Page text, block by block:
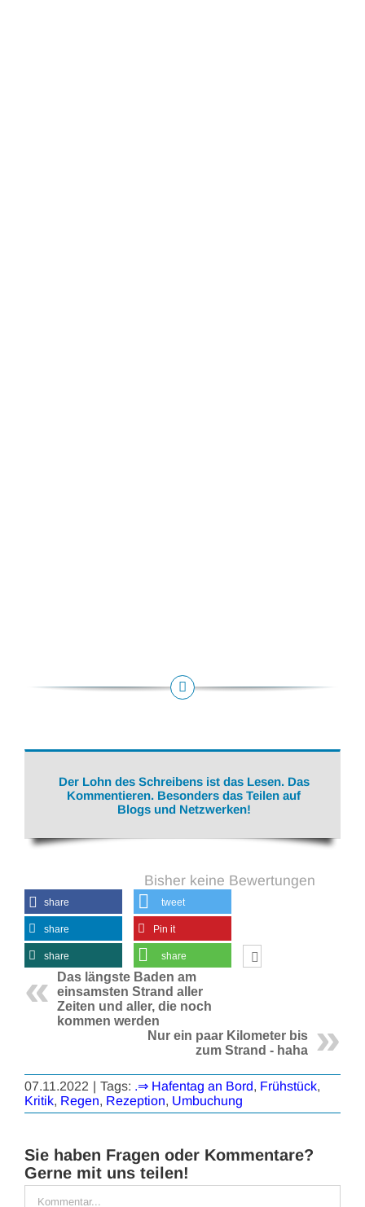
Der Lohn des Schreibens ist das Lesen. Das
Kommentieren. Besonders das Teilen auf
Blogs und Netzwerken!
Bisher keine Bewertungen
share tweet
share Pin it
share share
Das längste Baden am
einsamsten Strand aller
Zeiten und aller, die noch
kommen werden
Nur ein paar Kilometer bis
zum Strand - haha
07.11.2022 | Tags: .⇒ Hafentag an Bord, Frühstück,
Kritik, Regen, Rezeption, Umbuchung
Sie haben Fragen oder Kommentare?
Gerne mit uns teilen!